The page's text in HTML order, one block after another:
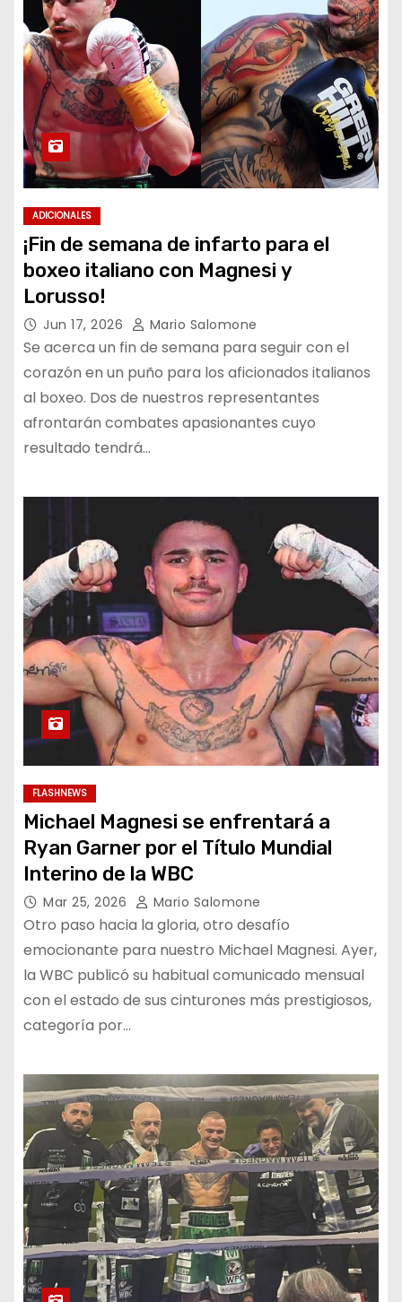
ADICIONALES
¡Fin de semana de infarto para el
boxeo italiano con Magnesi y
Lorusso!
Jun 17, 2026 Mario Salomone
Se acerca un fin de semana para seguir con el
corazón en un puño para los aficionados italianos
al boxeo. Dos de nuestros representantes
afrontarán combates apasionantes cuyo
resultado tendrá…
FLASHNEWS
Michael Magnesi se enfrentará a
Ryan Garner por el Título Mundial
Interino de la WBC
Mar 25, 2026 Mario Salomone
Otro paso hacia la gloria, otro desafío
emocionante para nuestro Michael Magnesi. Ayer,
la WBC publicó su habitual comunicado mensual
con el estado de sus cinturones más prestigiosos,
categoría por…